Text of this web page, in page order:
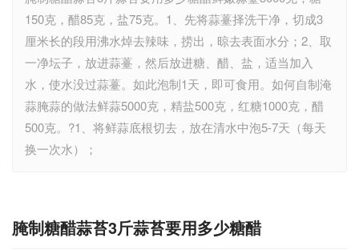
150克，醋85克，盐75克。1、先将蒜薹择洗干净，切成3
厘米长的段用沸水焯去辣味，捞出，晾去表面水分；2、取
一净坛子，放进蒜薹，然后放进糖、醋、盐，适当加入
水，使水没过蒜薹。如此泡制1天，即可食用。如何自制淹
蒜腌蒜的做法鲜蒜5000克，精盐500克，红糖1000克，醋
500克。?1、将鲜蒜底根切去，放在清水中泡5-7天（每天
换一次水）；
腌制糖醋蒜苔3斤蒜苔要用多少糖醋